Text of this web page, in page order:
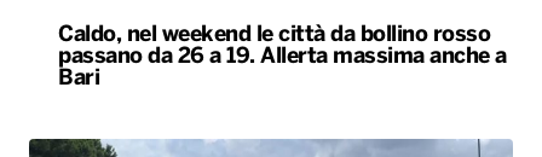
Caldo, nel weekend le città da bollino rosso
passano da 26 a 19. Allerta massima anche a
Bari